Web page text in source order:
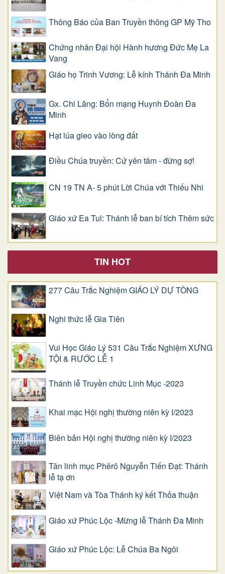
Thông Báo của Ban Truyền thông GP Mỹ Tho
Chứng nhân Đại hội Hành hương Đức Mẹ La
Vang
Giáo họ Trinh Vương: Lễ kính Thánh Đa Minh
Gx. Chi Lăng: Bổn mạng Huynh Đoàn Đa
Minh
Hạt lúa gieo vào lòng đất
Điều Chúa truyền: Cứ yên tâm - đừng sợ!
CN 19 TN A- 5 phút Lời Chúa với Thiếu Nhi
Giáo xứ Ea Tul: Thánh lễ ban bí tích Thêm sức
TIN HOT
277 Câu Trắc Nghiệm GIÁO LÝ DỰ TÒNG
Nghi thức lễ Gia Tiên
Vui Học Giáo Lý 531 Câu Trắc Nghiệm XƯNG
TỘI & RƯỚC LỄ 1
Thánh lễ Truyền chức Linh Mục -2023
Khai mạc Hội nghị thường niên kỳ I/2023
Biên bản Hội nghị thường niên kỳ I/2023
Tân linh mục Phêrô Nguyễn Tiến Đạt: Thánh
lễ tạ ơn
Việt Nam và Tòa Thánh ký kết Thỏa thuận
Giáo xứ Phúc Lộc -Mừng lễ Thánh Đa Minh
Giáo xứ Phúc Lộc: Lễ Chúa Ba Ngôi